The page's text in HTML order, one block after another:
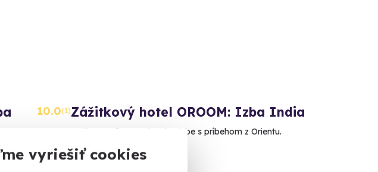
vyriešiť cookies
10.0(1)
Perziou.
Zážitkový hotel OROOM: Izba India
Zažite exotiku pre dvoch v izbe s príbehom z Orientu.
Brno (Brno-mesto)